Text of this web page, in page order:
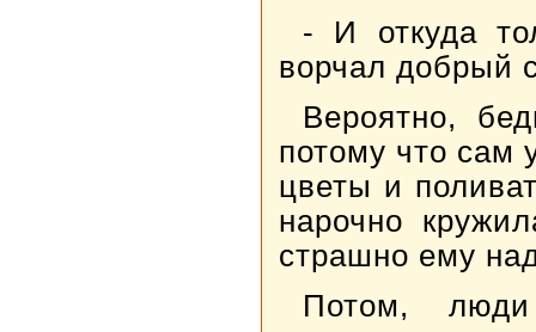
- И откуда
ворчал добрый
Вероятно,
потому что сам
цветы и
нарочно
страшно ему
Потом,